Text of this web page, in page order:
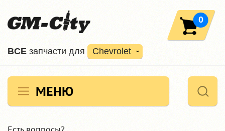
ВCE запчасти для Chevrolet
0
МЕНЮ